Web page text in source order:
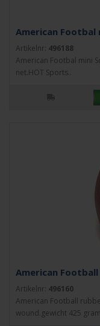
American Footbal
Artikelnr: 496188
American Footbal mini
net.HOT Sports..
American
Artikelnr: 496160
American Football
wound.gewicht 425